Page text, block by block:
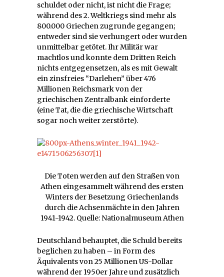
schuldet oder nicht, ist nicht die Frage;
während des 2. Weltkriegs sind mehr als
800.000 Griechen zugrunde gegangen;
entweder sind sie verhungert oder wurden
unmittelbar getötet. Ihr Militär war
machtlos und konnte dem Dritten Reich
nichts entgegensetzen, als es mit Gewalt
ein zinsfreies “Darlehen” über 476
Millionen Reichsmark von der
griechischen Zentralbank einforderte
(eine Tat, die die griechische Wirtschaft
sogar noch weiter zerstörte).
Die Toten werden auf den Straßen von
Athen eingesammelt während des ersten
Winters der Besetzung Griechenlands
durch die Achsenmächte in den Jahren
1941-1942. Quelle: Nationalmuseum Athen
Deutschland behauptet, die Schuld bereits
beglichen zu haben – in Form des
Äquivalents von 25 Millionen US-Dollar
während der 1950er Jahre und zusätzlich